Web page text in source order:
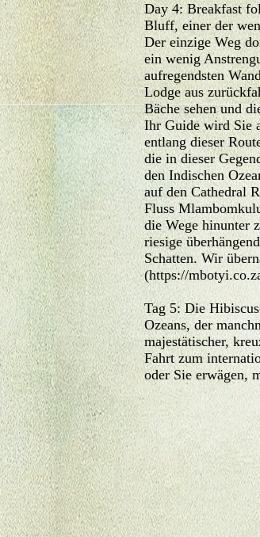
Day 4: Breakfast
Bluff, einer der
Der einzige Weg
ein wenig
aufregendsten
Lodge aus
Bäche sehen und
Ihr Guide wird Sie
entlang dieser
die in dieser
den Indischen
auf den Cathedral
Fluss
die Wege hinunter
riesige
Schatten. Wir
(https://
Tag 5: Die
Ozeans, der
majestätischer,
Fahrt zum
oder Sie erwägen,